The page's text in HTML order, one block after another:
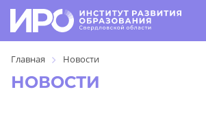
Главная Новости
НОВОСТИ